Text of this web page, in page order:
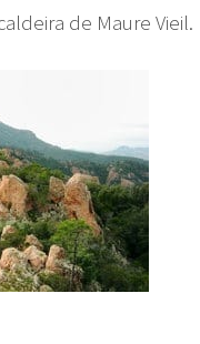
de Maure Vieil.